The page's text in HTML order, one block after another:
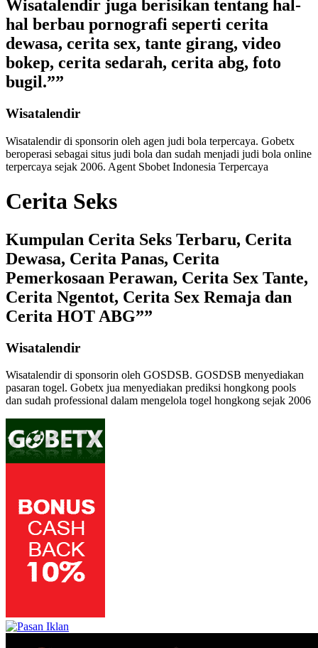
Wisatalendir juga berisikan tentang hal-
hal berbau pornografi seperti cerita
dewasa, cerita sex, tante girang, video
bokep, cerita sedarah, cerita abg, foto
bugil.””
Wisatalendir
Wisatalendir di sponsorin oleh agen judi bola terpercaya. Gobetx
beroperasi sebagai situs judi bola dan sudah menjadi judi bola online
terpercaya sejak 2006. Agent Sbobet Indonesia Terpercaya
Cerita Seks
Kumpulan Cerita Seks Terbaru, Cerita
Dewasa, Cerita Panas, Cerita
Pemerkosaan Perawan, Cerita Sex Tante,
Cerita Ngentot, Cerita Sex Remaja dan
Cerita HOT ABG””
Wisatalendir
Wisatalendir di sponsorin oleh GOSDSB. GOSDSB menyediakan
pasaran togel. Gobetx jua menyediakan prediksi hongkong pools
dan sudah professional dalam mengelola togel hongkong sejak 2006